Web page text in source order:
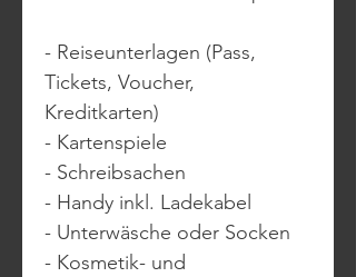
- Reiseunterlagen (Pass,
Tickets, Voucher,
Kreditkarten)
- Kartenspiele
- Schreibsachen
- Handy inkl. Ladekabel
- Unterwäsche oder Socken
- Kosmetik- und